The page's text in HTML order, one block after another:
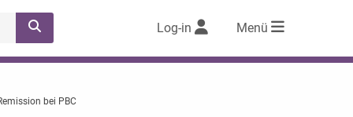
Log-in Menü
bei PBC